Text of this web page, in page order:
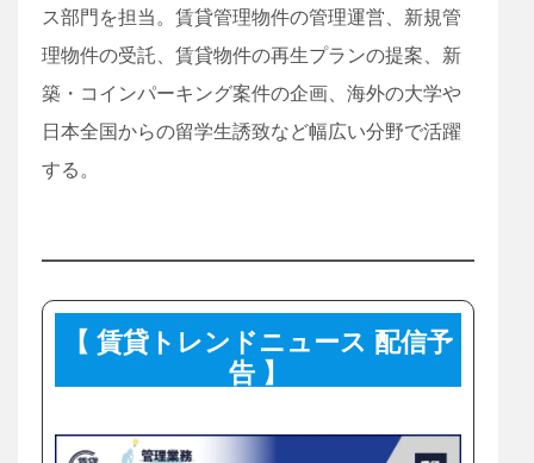
ス部門を担当。賃貸管理物件の管理運営、新規管
理物件の受託、賃貸物件の再生プランの提案、新
築・コインパーキング案件の企画、海外の大学や
日本全国からの留学生誘致など幅広い分野で活躍
する。
【 賃貸トレンドニュース 配信予
告 】